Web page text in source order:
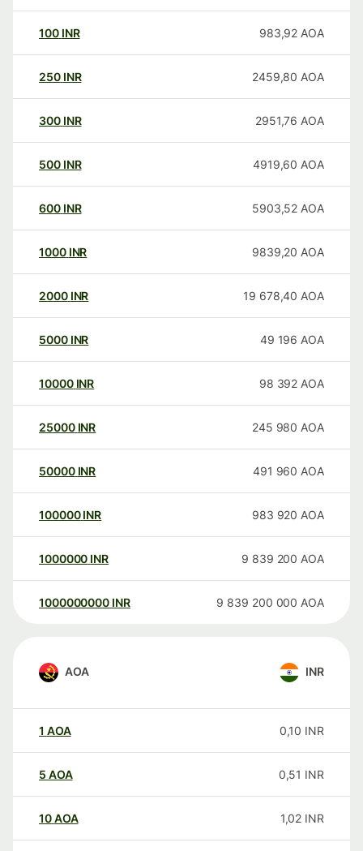
100 INR 983,92 AOA
250 INR 2459,80 AOA
300 INR 2951,76 AOA
500 INR 4919,60 AOA
600 INR 5903,52 AOA
1000 INR 9839,20 AOA
2000 INR 19 678,40 AOA
5000 INR 49 196 AOA
10000 INR 98 392 AOA
25000 INR 245 980 AOA
50000 INR 491 960 AOA
100000 INR 983 920 AOA
1000000 INR 9 839 200 AOA
1000000000 INR 9 839 200 000 AOA
AOA INR
1 AOA 0,10 INR
5 AOA 0,51 INR
10AOA 1,02 INR